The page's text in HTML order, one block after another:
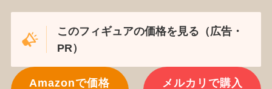
このフィギュアの価格を見る（広告・
PR）
Amazonで価格 メルカリで購入